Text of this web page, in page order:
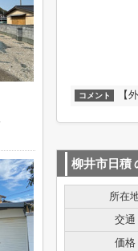
コメント 【
柳井市日積
所在
交通
価格